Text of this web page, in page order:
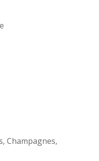
Champagnes,